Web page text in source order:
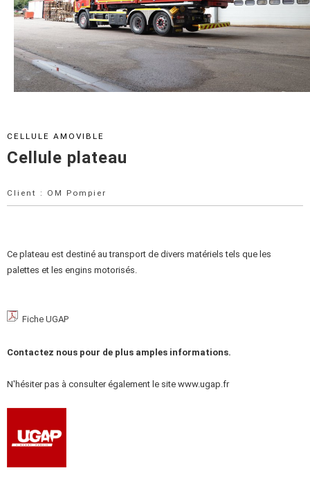
CELLULE AMOVIBLE
Cellule plateau
Client : OM Pompier
Ce plateau est destiné au transport de divers matériels tels que les
palettes et les engins motorisés.
Fiche UGAP
Contactez nous pour de plus amples informations.
N'hésiter pas à consulter également le site www.ugap.fr